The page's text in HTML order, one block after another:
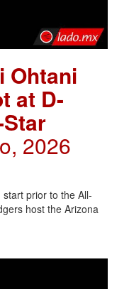
Ohtani
at D-
2026
prior to the All-
host the Arizona